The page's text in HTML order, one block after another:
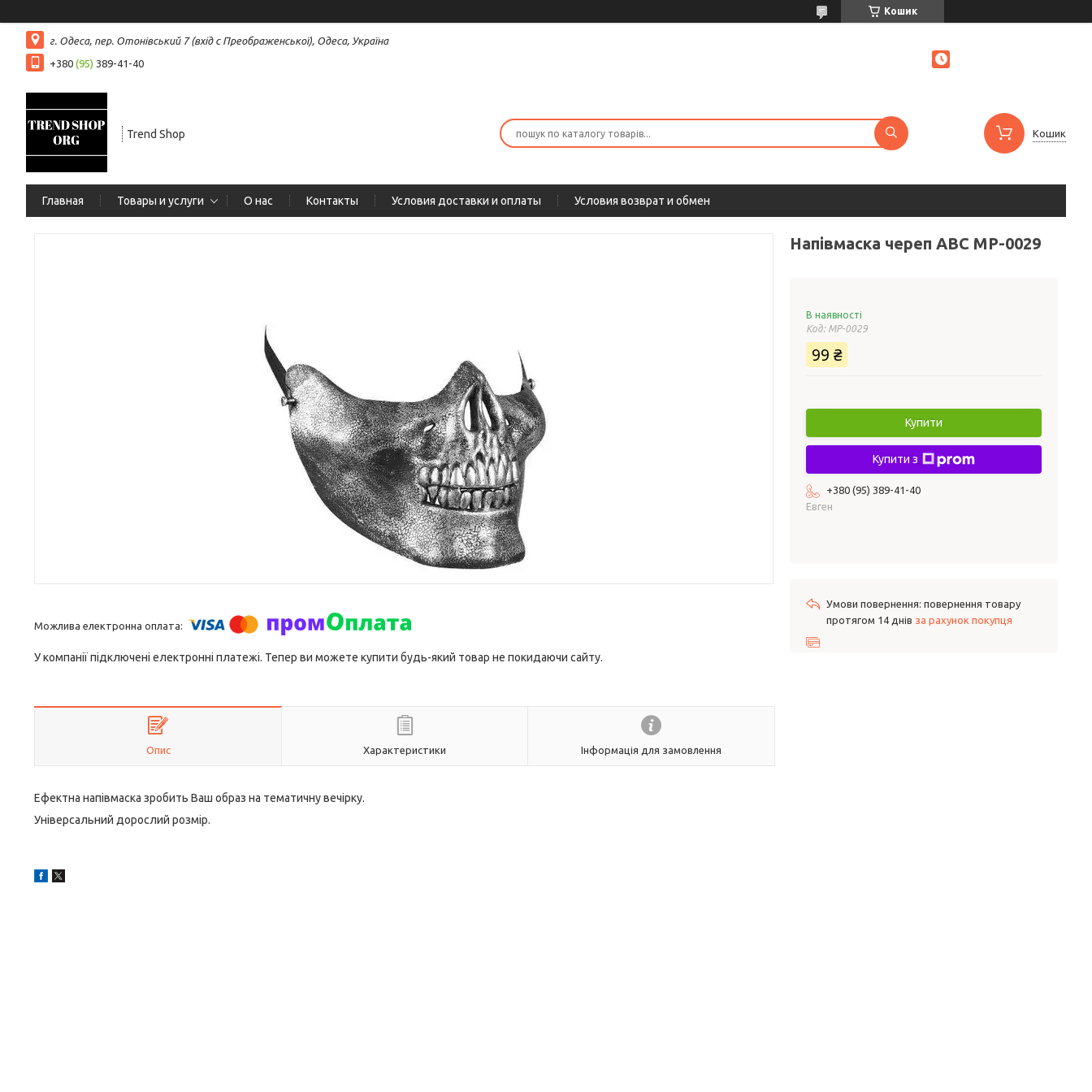
Кошик
г. Одеса, пер. Отонівський 7 (вхід с Преображенської), Одеса, Україна
+380 (95) 389-41-40
Trend Shop Кошик
Главная Товары и услуги О нас Контакты Условия доставки и оплаты Условия возврат и обмен
У компанії підключені електронні платежі. Тепер ви можете купити будь-який товар не покидаючи сайту.
Опис Характеристики Інформація для замовлення
Ефектна напівмаска зробить Ваш образ на тематичну вечірку.
Універсальний дорослий розмір.
Напівмаска череп ABC MP-0029
В наявності
Код: MP-0029
99 ₴
Купити
Купити з
+380 (95) 389-41-40
Евген
повернення товару
протягом 14 днів за рахунок покупця